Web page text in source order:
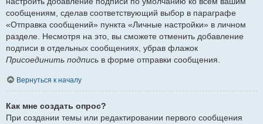
сообщениям, сделав соответствующий выбор в параграфе
«Отправка сообщений» пункта «Личные настройки» в личном
разделе. Несмотря на это, вы сможете отменить добавление
подписи в отдельных сообщениях, убрав флажок
Присоединить подпись в форме отправки сообщения.
Вернуться к началу
Как мне создать опрос?
При создании темы или редактировании первого сообщения